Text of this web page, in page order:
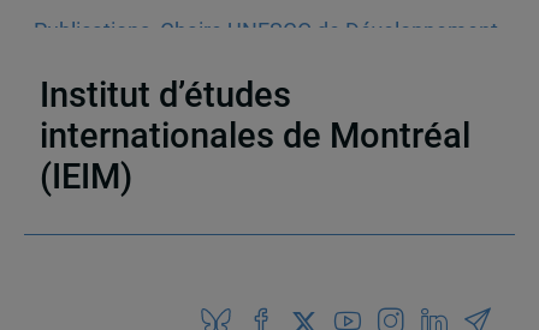
Publications Chaire UNESCO de Développement
Institut d’études
internationales de Montréal
(IEIM)